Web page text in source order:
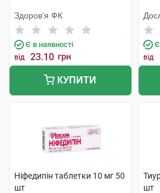
Здоров'я ФК
Є в наявності
від 23.10 грн
КУПИТИ
Є
від
Ніфедипін таблетки 10 мг 50
шт
шт